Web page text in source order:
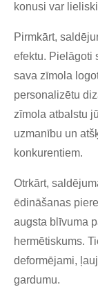
konusi var
Pirmkārt,
efektu. Pielāgoti
sava zīmola
personalizētu
zīmola atbalstu
uzmanību un
konkurentiem.
Otrkārt,
ēdināšanas
augsta blīvuma
hermētiskums.
deformējami,
gardumu.